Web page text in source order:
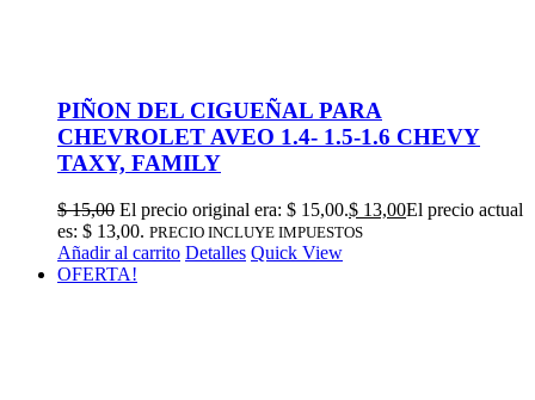
PIÑON DEL CIGUEÑAL PARA
CHEVROLET AVEO 1.4- 1.5-1.6 CHEVY
TAXY, FAMILY
$15,00 El precio original era: $ 15,00.$ 13,00El precio actual
es: $ 13,00. PRECIO INCLUYE IMPUESTOS
Añadir al carrito Detalles Quick View
OFERTA!